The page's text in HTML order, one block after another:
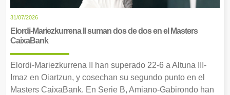
31/07/2026
Elordi-Mariezkurrena II suman dos de dos en el Masters
CaixaBank
Elordi-Mariezkurrena II han superado 22-6 a Altuna III-
Imaz en Oiartzun, y cosechan su segundo punto en el
Masters CaixaBank. En Serie B, Amiano-Gabirondo han